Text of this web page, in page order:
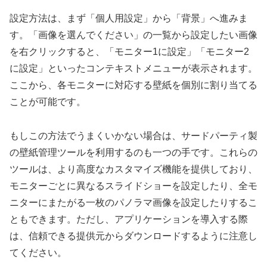
設定方法は、まず「個人用設定」から「背景」へ進みま
す。「画像を選んでください」の一覧から設定したい画像
を右クリックすると、「モニター1に設定」「モニター2
に設定」といったコンテキストメニューが表示されます。
ここから、各モニターに対応する壁紙を個別に割り当てる
ことが可能です。
もしこの方法でうまくいかない場合は、サードパーティ製
の壁紙管理ツールを利用するのも一つの手です。これらの
ツールは、より高度なカスタマイズ機能を提供しており、
モニターごとに異なるスライドショーを設定したり、全モ
ニターにまたがる一枚のパノラマ画像を設定したりするこ
ともできます。ただし、アプリケーションを導入する際
は、信頼できる提供元からダウンロードするように注意し
てください。